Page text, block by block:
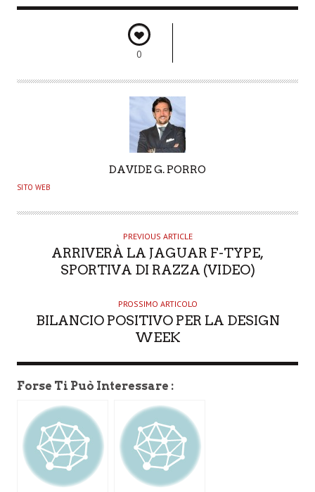
0
U
H
DAVIDE G. PORRO
SITO WEB
PREVIOUS ARTICLE
ARRIVERÀ LA JAGUAR F-TYPE,
SPORTIVA DI RAZZA (VIDEO)
PROSSIMO ARTICOLO
BILANCIO POSITIVO PER LA DESIGN
WEEK
Forse Ti Può Interessare :